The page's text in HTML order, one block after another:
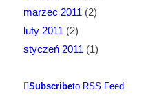
marzec 2011 (2)
luty 2011 (2)
styczeń 2011 (1)
Subscribeto RSS Feed